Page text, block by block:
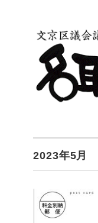
2023年5月